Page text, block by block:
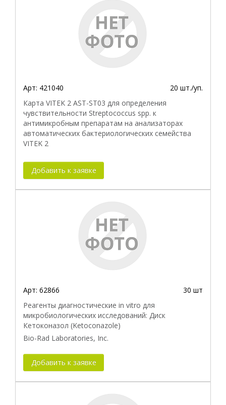
Арт: 421040
20 шт./уп.
Карта VITEK 2 AST-ST03 для определения
чувствительности Streptococcus spp. к
антимикробным препаратам на анализаторах
автоматических бактериологических семейства
VITEK 2
Добавить к заявке
Арт: 62866
30 шт
Реагенты диагностические in vitro для
микробиологических исследований: Диск
Кетоконазол (Ketoconazole)
Bio-Rad Laboratories, Inc.
Добавить к заявке